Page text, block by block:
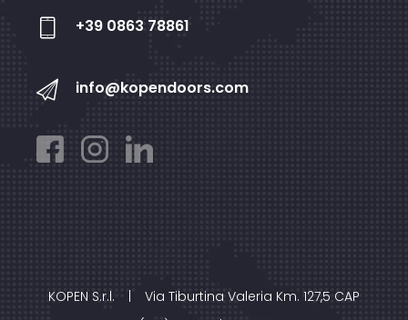
+39 0863 78861
info@kopendoors.com
KOPEN S.r.l.
Via Tiburtina Valeria Km. 127,5 CAP